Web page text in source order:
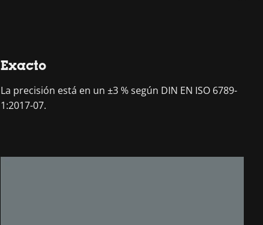
Exacto
La precisión está en un ±3 % según DIN EN ISO 6789-
1:2017-07.